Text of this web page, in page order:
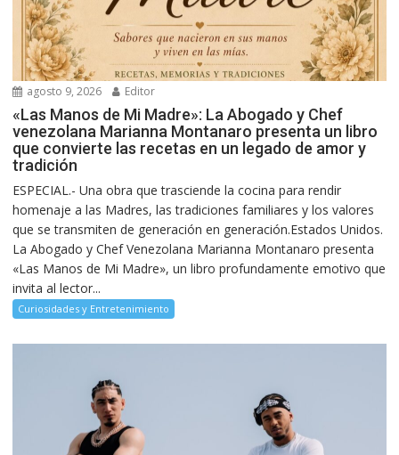
agosto 9, 2026 Editor
«Las Manos de Mi Madre»: La Abogado y Chef
venezolana Marianna Montanaro presenta un libro
que convierte las recetas en un legado de amor y
tradición
ESPECIAL.- Una obra que trasciende la cocina para rendir
homenaje a las Madres, las tradiciones familiares y los valores
que se transmiten de generación en generación.Estados Unidos.
La Abogado y Chef Venezolana Marianna Montanaro presenta
«Las Manos de Mi Madre», un libro profundamente emotivo que
invita al lector...
Curiosidades y Entretenimiento